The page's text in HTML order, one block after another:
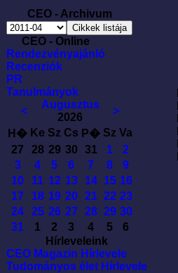
CEO - Archivum
CEO - Online
Rendezvényajánló
Recenziók
PR
Tanulmányok
<
Augusztus
2026
>
H� Ke Sz Cs P� Sz Va
27
28 29 30 31 1
2
3
4 5 6 7 8
9
10
11 12 13 14 15 16
17
18 19 20 21 22 23
24
25 26 27 28 29 30
31
1 2 3 4 5
6
Hírleveleink
CEO Magazin Hírlevele
Tudományos élet Hírlevele